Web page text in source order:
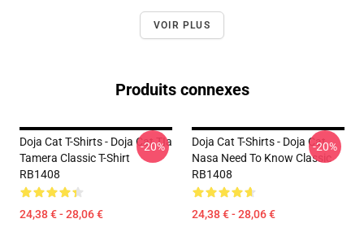
VOIR PLUS
Produits connexes
Doja Cat T-Shirts - Doja Cat TIa
Tamera Classic T-Shirt
RB1408
24,38 € - 28,06 €
-20%
Doja Cat T-Shirts - Doja Cat
Nasa Need To Know Classic
RB1408
24,38 € - 28,06 €
-20%